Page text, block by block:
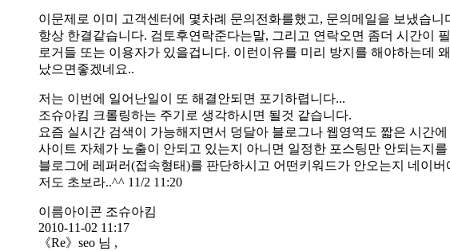
이문제로 이미 고객센터에 몇차례 문의전화를했고, 문의메일을 보냈습니
항상 한결같습니다. 검토후연락준다는말, 그리고 연락오면 좀더 시간이
로거들 또는 이용자가 있을겁니다. 이런이유를 미리 방지를 해야하는데
났으면좋겠네요..
저는 이번에 일어난일이 또 해결안되면 포기하렵니다...
조슈아킴 크롤링하는 주기로 생각하시면 될것 같습니다.
요즘 실시간 검색이 가능해지면서 덩달아 블로그나 웹영역도 짧은 시간
사이트 자체가 노출이 안되고 있는지 아니면 일정한 포스팅만 안되는지
블로그에 레퍼러(접속형태)를 판단하시고 어떤키워드가 안오는지 네이
저도 초보라..^^ 11/2 11:20
이름아이콘 조슈아킴
2010-11-02 11:17
《Re》seo 님 ,